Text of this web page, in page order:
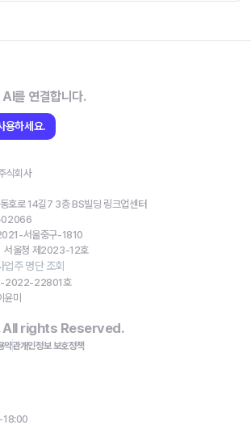
를 연결합니다.
용하세요.
식회사
호로 14길7 3층 BS빌딩 링크업센터
서울중구-1810
서울청 제2023-12호
주 명단 조회
2022-22801호
윤미
All rights Reserved.
약관개인정보 보호정책
18:00